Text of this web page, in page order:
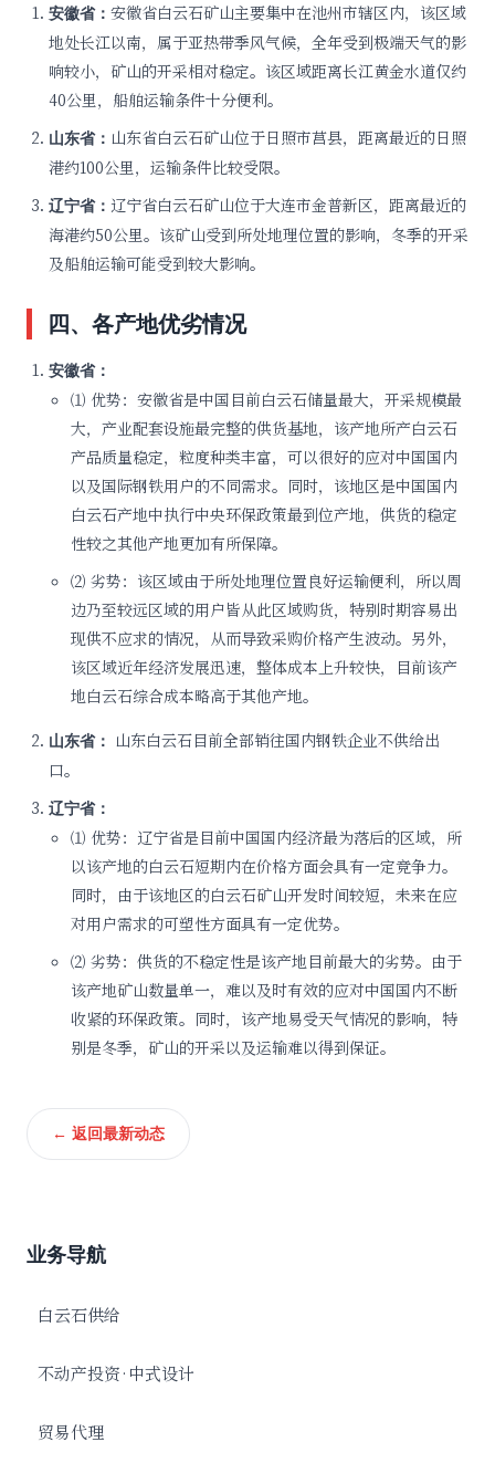
安徽省： 安徽省白云石矿山主要集中在池州市辖区内，该区域
地处长江以南，属于亚热带季风气候，全年受到极端天气的影
响较小，矿山的开采相对稳定。该区域距离长江黄金水道仅约
40公里，船舶运输条件十分便利。
山东省： 山东省白云石矿山位于日照市莒县，距离最近的日照
港约100公里，运输条件比较受限。
辽宁省： 辽宁省白云石矿山位于大连市金普新区，距离最近的
海港约50公里。该矿山受到所处地理位置的影响，冬季的开采
及船舶运输可能受到较大影响。
四、各产地优劣情况
安徽省：
⑴ 优势：安徽省是中国目前白云石储量最大，开采规模最
大，产业配套设施最完整的供货基地，该产地所产白云石
产品质量稳定，粒度种类丰富，可以很好的应对中国国内
以及国际钢铁用户的不同需求。同时，该地区是中国国内
白云石产地中执行中央环保政策最到位产地，供货的稳定
性较之其他产地更加有所保障。
⑵ 劣势：该区域由于所处地理位置良好运输便利，所以周
边乃至较远区域的用户皆从此区域购货，特别时期容易出
现供不应求的情况，从而导致采购价格产生波动。另外，
该区域近年经济发展迅速，整体成本上升较快，目前该产
地白云石综合成本略高于其他产地。
山东省：
山东白云石目前全部销往国内钢铁企业不供给出
口。
辽宁省：
⑴ 优势：辽宁省是目前中国国内经济最为落后的区域，所
以该产地的白云石短期内在价格方面会具有一定竞争力。
同时，由于该地区的白云石矿山开发时间较短，未来在应
对用户需求的可塑性方面具有一定优势。
⑵ 劣势：供货的不稳定性是该产地目前最大的劣势。由于
该产地矿山数量单一，难以及时有效的应对中国国内不断
收紧的环保政策。同时，该产地易受天气情况的影响，特
别是冬季，矿山的开采以及运输难以得到保证。
← 返回最新动态
业务导航
白云石供给
不动产投资·中式设计
贸易代理